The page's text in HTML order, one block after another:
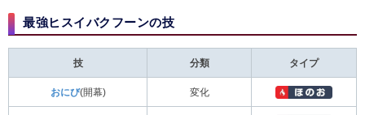
最強ヒスイバクフーンの技
技 分類 タイプ
おにび(開幕) 変化